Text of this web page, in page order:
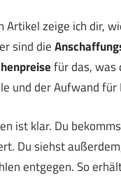
Artikel zeige ich dir,
sind die
für das, was
und der Aufwand
ist klar. Du
Du siehst
entgegen. So